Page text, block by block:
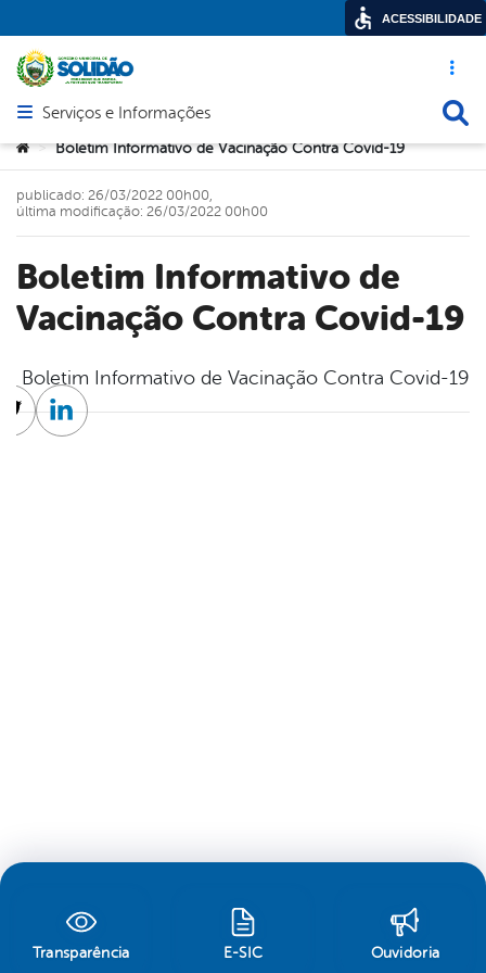
Acesso
Abrir menu principal de navegação
Serviços e Informações
Você está aqui:
> Boletim Informativo de Vacinação Contra Covid-19
Boletim Informativo de
Vacinação Contra Covid-19
publicado: 26/03/2022 00h00,
última modificação: 26/03/2022 00h00
Boletim Informativo de Vacinação Contra Covid-19
TwitterLinkedin
Transparência E-SIC Ouvidoria
ACESSIBILIDADE